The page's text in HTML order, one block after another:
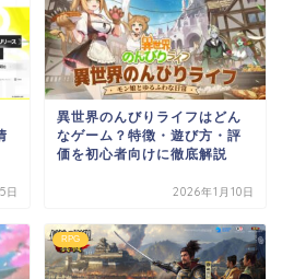
日
異世界のんびりライフはどん
なゲーム？特徴・遊び方・評
価を初心者向けに徹底解説
2026年1月10日
RPG